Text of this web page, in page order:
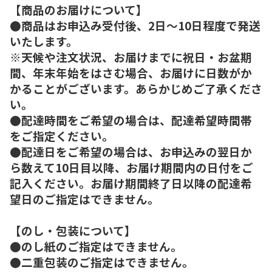
【商品のお届けについて】
●商品はお申込み受付後、2日～10日程度で発送
いたします。
※天候や注文状況、お届けまでに祝日・お盆期
間、年末年始をはさむ場合、お届けに日数がか
かることがございます。あらかじめご了承くださ
い。
●配達時間をご希望の場合は、配達希望時間帯
をご指定ください。
●配達日をご希望の場合は、お申込みの翌日か
ら数えて10日目以降、お届け期間内の日付をご
記入ください。お届け期間終了日以降の配達希
望日のご指定はできません。
【のし・包装について】
●のし紙のご指定はできません。
●二重包装のご指定はできません。